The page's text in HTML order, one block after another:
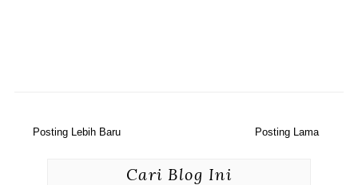
Posting Lebih Baru Posting Lama
Cari Blog Ini